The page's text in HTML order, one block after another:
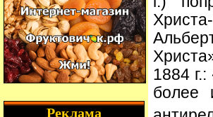
1884
более
Реклама